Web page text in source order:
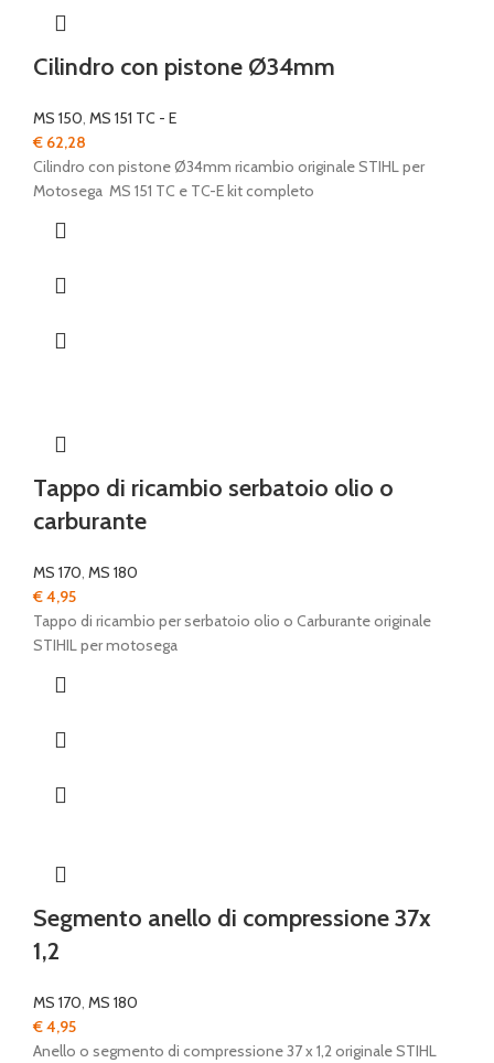
Cilindro con pistone Ø34mm
MS 150, MS 151 TC - E
€ 62,28
Cilindro con pistone Ø34mm ricambio originale STIHL per
Motosega MS 151 TC e TC-E kit completo
Tappo di ricambio serbatoio olio o
carburante
MS 170, MS 180
€4,95
Tappo di ricambio per serbatoio olio o Carburante originale
STIHIL per motosega
Segmento anello di compressione 37x
1,2
MS 170, MS 180
€4,95
Anello o segmento di compressione 37 x 1,2 originale STIHL